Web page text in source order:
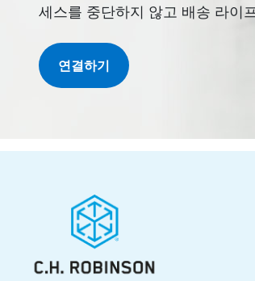
세스를 중단하지 않고 배송 라이
연결하기